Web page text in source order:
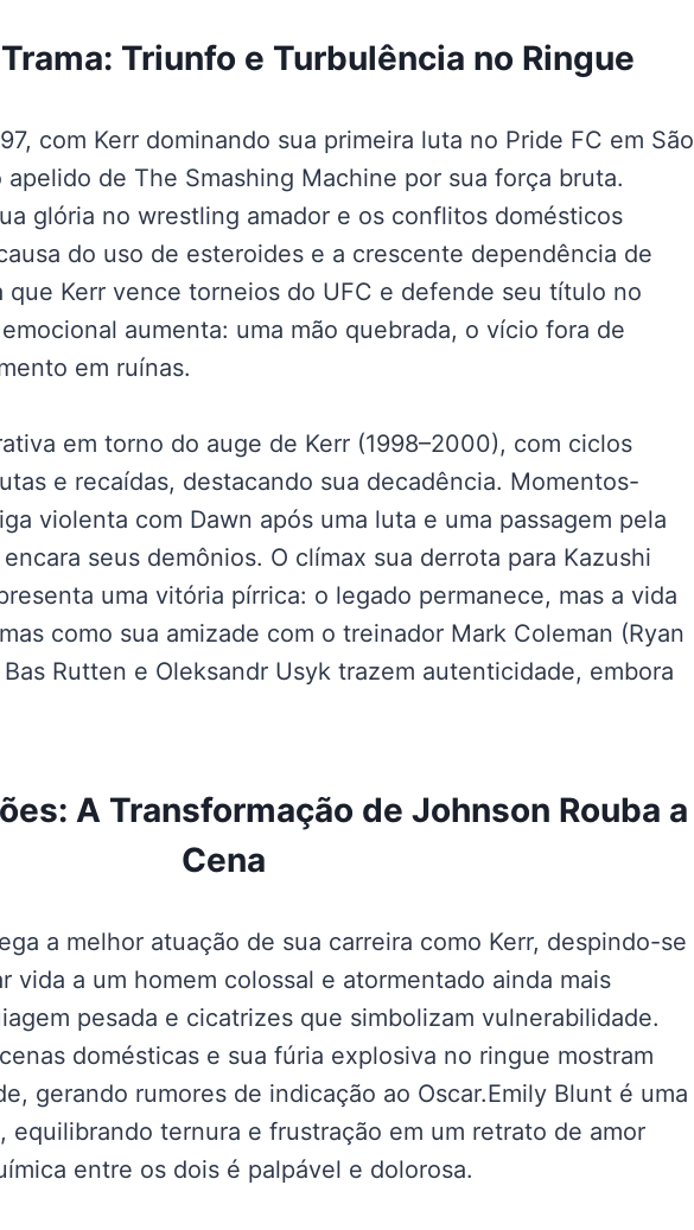
Triunfo e Turbulência no Ringue
com Kerr dominando sua primeira luta no Pride FC em São
de The Smashing Machine por sua força bruta.
glória no wrestling amador e os conflitos domésticos
do uso de esteroides e a crescente dependência de
que Kerr vence torneios do UFC e defende seu título no
aumenta: uma mão quebrada, o vício fora de
em ruínas.
em torno do auge de Kerr (1998–2000), com ciclos
e recaídas, destacando sua decadência. Momentos-
violenta com Dawn após uma luta e uma passagem pela
seus demônios. O clímax sua derrota para Kazushi
uma vitória pírrica: o legado permanece, mas a vida
como sua amizade com o treinador Mark Coleman (Ryan
Rutten e Oleksandr Usyk trazem autenticidade, embora
A Transformação de Johnson Rouba a
Cena
a melhor atuação de sua carreira como Kerr, despindo-se
vida a um homem colossal e atormentado ainda mais
pesada e cicatrizes que simbolizam vulnerabilidade.
domésticas e sua fúria explosiva no ringue mostram
gerando rumores de indicação ao Oscar.Emily Blunt é uma
equilibrando ternura e frustração em um retrato de amor
entre os dois é palpável e dolorosa.